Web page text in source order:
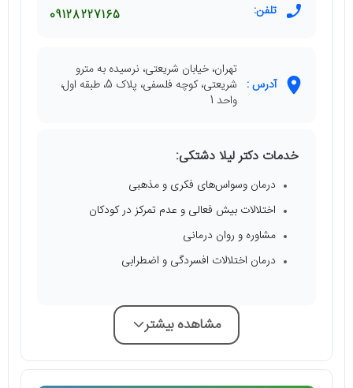
تلفن: 09128227165
آدرس :
تهران، خیابان شریعتی، نرسیده به مترو
شریعتی، کوچه فلسفی، پلاک 5، طبقه اول،
واحد 1
خدمات دکتر لیلا دشتکی:
درمان وسواس‌های فکری و مذهبی
اختلالات بیش فعالی و عدم تمرکز در کودکان
مشاوره و روان درمانی
درمان اختلالات افسردگی و اضطرابی
مشاهده بیشتر